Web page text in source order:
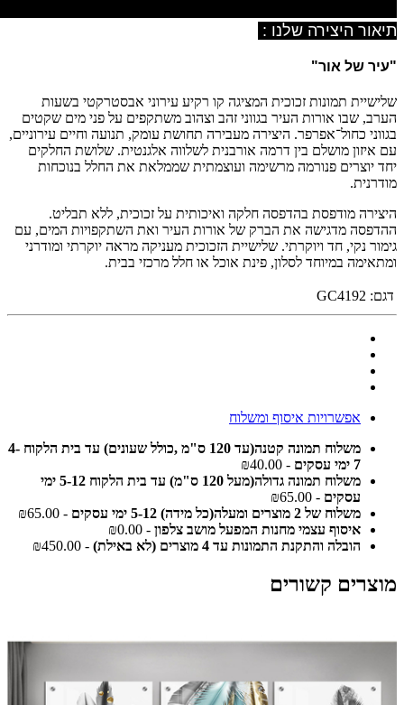
תיאור היצירה שלנו :
"עיר של אור"
שלישיית תמונות זכוכית המציגה קו רקיע עירוני אבסטרקטי בשעות
הערב, שבו אורות העיר בגווני זהב וצהוב משתקפים על פני מים שקטים
בגווני כחול־אפרפר. היצירה מעבירה תחושת עומק, תנועה וחיים עירוניים,
עם איזון מושלם בין דרמה אורבנית לשלווה אלגנטית. שלושת החלקים
יחד יוצרים פנורמה מרשימה ועוצמתית שממלאת את החלל בנוכחות
מודרנית.
היצירה מודפסת בהדפסה חלקה ואיכותית על זכוכית, ללא תבליט.
ההדפסה מדגישה את הברק של אורות העיר ואת השתקפויות המים, עם
גימור נקי, חד ויוקרתי. שלישיית הזכוכית מעניקה מראה יוקרתי ומודרני
ומתאימה במיוחד לסלון, פינת אוכל או חלל מרכזי בבית.
דגם: GC4192
אפשרויות איסוף ומשלוח
משלוח תמונה קטנה(עד 120 ס"מ ,כולל שעונים) עד בית הלקוח 4-
7 ימי עסקים
- ₪40.00
משלוח תמונה גדולה(מעל 120 ס"מ) עד בית הלקוח 5-12 ימי
עסקים - ₪65.00
משלוח של 2 מוצרים ומעלה(כל מידה) 5-12 ימי עסקים
- ₪65.00
איסוף עצמי מחנות המפעל מושב צלפון - ₪0.00
הובלה והתקנת התמונות עד 4 מוצרים (לא באילת)
- ₪450.00
מוצרים קשורים